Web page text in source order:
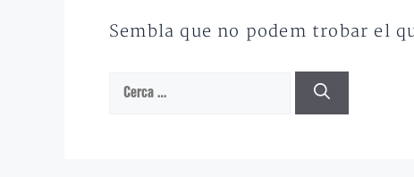
Sembla que no podem trobar el
Cerca: